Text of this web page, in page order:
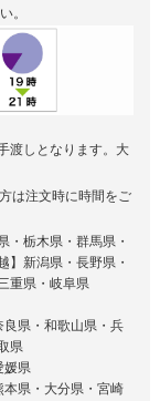
。
渡しとなります。大
は注文時に時間をご
栃木県・群馬県・
】新潟県・長野県・
重県・岐阜県
県・和歌山県・兵
県
媛県
県・大分県・宮崎